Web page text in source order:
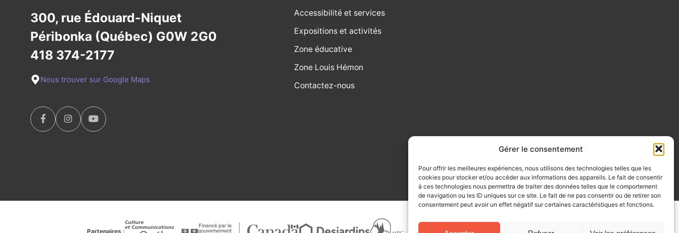
Gérer le consentement
Pour offrir les meilleures expériences, nous utilisons des technologies telles que les
cookies pour stocker et/ou accéder aux informations des appareils. Le fait de consentir
à ces technologies nous permettra de traiter des données telles que le comportement
de navigation ou les ID uniques sur ce site. Le fait de ne pas consentir ou de retirer son
consentement peut avoir un effet négatif sur certaines caractéristiques et fonctions.
300, rue Édouard-Niquet
Péribonka (Québec) G0W 2G0
418 374-2177
Nous trouver sur Google Maps
Accessibilité et services
Expositions et activités
Zone éducative
Zone Louis Hémon
Contactez-nous
Partenaires :